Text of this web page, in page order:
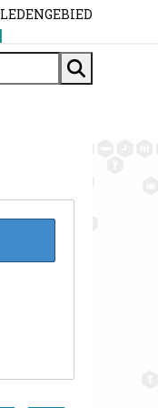
LEDENGEBIED